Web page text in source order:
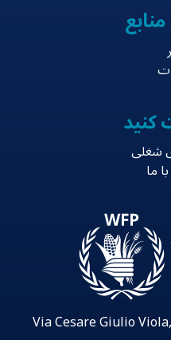
شغلی
ما
Via Cesare Giulio